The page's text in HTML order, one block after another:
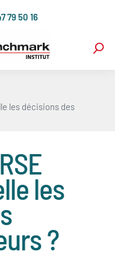
79 50 16
les décisions des
les
?